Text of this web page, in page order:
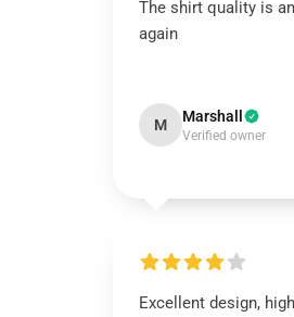
The shirt quality is
again
M Marshall
Verified owner
Excellent design,